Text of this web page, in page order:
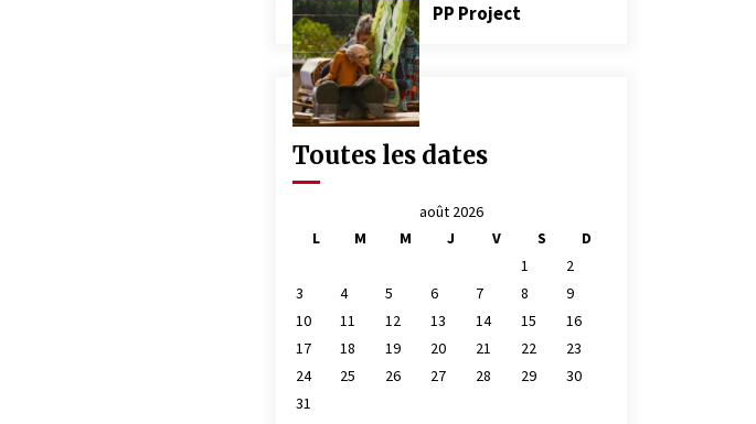
PP Project
Toutes les dates
août 2026
L
M M J V S
D
1
2
3
4 5 6 7 8
9
10
11 12 13 14 15
16
17
18 19 20 21 22
23
24
25 26 27 28 29
30
31